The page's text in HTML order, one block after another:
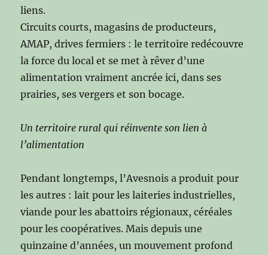
liens.
Circuits courts, magasins de producteurs,
AMAP, drives fermiers : le territoire redécouvre
la force du local et se met à rêver d’une
alimentation vraiment ancrée ici, dans ses
prairies, ses vergers et son bocage.
Un territoire rural qui réinvente son lien à
l’alimentation
Pendant longtemps, l’Avesnois a produit pour
les autres : lait pour les laiteries industrielles,
viande pour les abattoirs régionaux, céréales
pour les coopératives. Mais depuis une
quinzaine d’années, un mouvement profond